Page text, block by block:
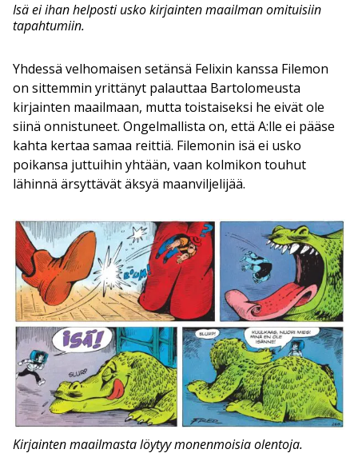
Isä ei ihan helposti usko kirjainten maailman omituisiin
tapahtumiin.
Yhdessä velhomaisen setänsä Felixin kanssa Filemon
on sittemmin yrittänyt palauttaa Bartolomeusta
kirjainten maailmaan, mutta toistaiseksi he eivät ole
siinä onnistuneet. Ongelmallista on, että A:lle ei pääse
kahta kertaa samaa reittiä. Filemonin isä ei usko
poikansa juttuihin yhtään, vaan kolmikon touhut
lähinnä ärsyttävät äksyä maanviljelijää.
Kirjainten maailmasta löytyy monenmoisia olentoja.